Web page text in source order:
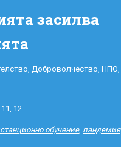
засилва
, Доброволчество, НПО,
11, 12
обучение, пандемия